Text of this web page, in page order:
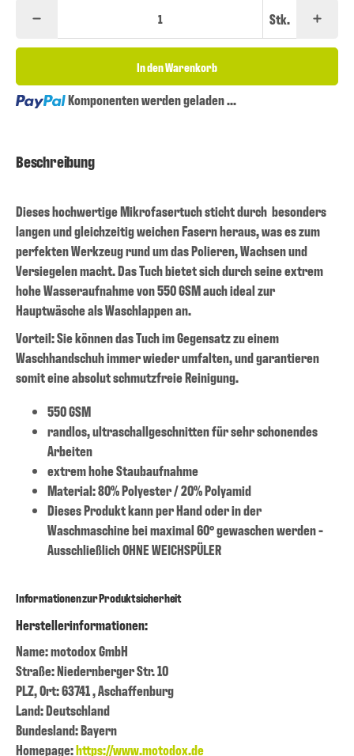
Stk.
In den Warenkorb
Loading...Komponenten werden geladen ...
Beschreibung
Dieses hochwertige Mikrofasertuch sticht durch besonders
langen und gleichzeitig weichen Fasern heraus, was es zum
perfekten Werkzeug rund um das Polieren, Wachsen und
Versiegelen macht. Das Tuch bietet sich durch seine extrem
hohe Wasseraufnahme von 550 GSM auch ideal zur
Hauptwäsche als Waschlappen an.
Vorteil: Sie können das Tuch im Gegensatz zu einem
Waschhandschuh immer wieder umfalten, und garantieren
somit eine absolut schmutzfreie Reinigung.
550 GSM
randlos, ultraschallgeschnitten für sehr schonendes
Arbeiten
extrem hohe Staubaufnahme
Material: 80% Polyester / 20% Polyamid
Dieses Produkt kann per Hand oder in der
Waschmaschine bei maximal 60° gewaschen werden -
Ausschließlich OHNE WEICHSPÜLER
Informationen zur Produktsicherheit
Herstellerinformationen:
Name: motodox GmbH
Straße: Niedernberger Str. 10
PLZ, Ort: 63741 , Aschaffenburg
Land: Deutschland
Bundesland: Bayern
Homepage:https://www.motodox.de